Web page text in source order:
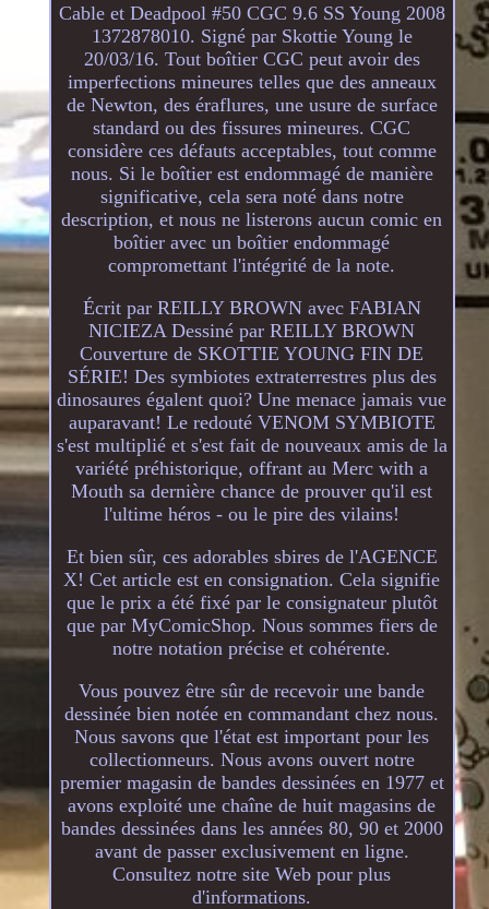
Cable et Deadpool #50 CGC 9.6 SS Young 2008
1372878010. Signé par Skottie Young le
20/03/16. Tout boîtier CGC peut avoir des
imperfections mineures telles que des anneaux
de Newton, des éraflures, une usure de surface
standard ou des fissures mineures. CGC
considère ces défauts acceptables, tout comme
nous. Si le boîtier est endommagé de manière
significative, cela sera noté dans notre
description, et nous ne listerons aucun comic en
boîtier avec un boîtier endommagé
compromettant l'intégrité de la note.
Écrit par REILLY BROWN avec FABIAN
NICIEZA Dessiné par REILLY BROWN
Couverture de SKOTTIE YOUNG FIN DE
SÉRIE! Des symbiotes extraterrestres plus des
dinosaures égalent quoi? Une menace jamais vue
auparavant! Le redouté VENOM SYMBIOTE
s'est multiplié et s'est fait de nouveaux amis de la
variété préhistorique, offrant au Merc with a
Mouth sa dernière chance de prouver qu'il est
l'ultime héros - ou le pire des vilains!
Et bien sûr, ces adorables sbires de l'AGENCE
X! Cet article est en consignation. Cela signifie
que le prix a été fixé par le consignateur plutôt
que par MyComicShop. Nous sommes fiers de
notre notation précise et cohérente.
Vous pouvez être sûr de recevoir une bande
dessinée bien notée en commandant chez nous.
Nous savons que l'état est important pour les
collectionneurs. Nous avons ouvert notre
premier magasin de bandes dessinées en 1977 et
avons exploité une chaîne de huit magasins de
bandes dessinées dans les années 80, 90 et 2000
avant de passer exclusivement en ligne.
Consultez notre site Web pour plus
d'informations.